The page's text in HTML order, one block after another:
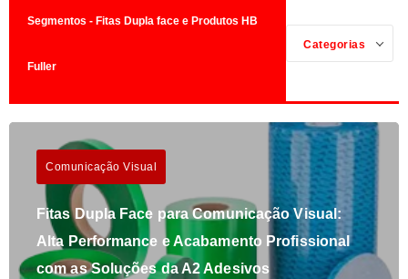
Segmentos - Fitas Dupla face e Produtos HB
Fuller
Categorias
Comunicação Visual
Fitas Dupla Face para Comunicação Visual:
Alta Performance e Acabamento Profissional
com as Soluções da A2 Adesivos